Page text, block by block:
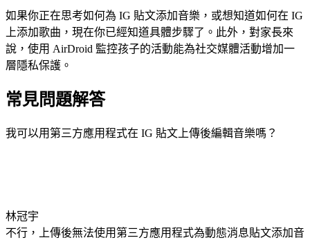
如果你正在思考如何為 IG 貼文添加音樂，或想知道如何在 IG
上添加歌曲，現在你已經知道具體步驟了。此外，對家長來
說，使用 AirDroid 監控孩子的活動能為社交媒體活動增加一
層隱私保護。
常見問題解答
我可以用第三方應用程式在 IG 貼文上傳後編輯音樂嗎？
林冠宇
不行，上傳後無法使用第三方應用程式為動態消息貼文添加音